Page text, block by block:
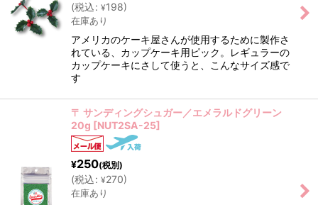
(税込: ¥198)
在庫あり
アメリカのケーキ屋さんが使用するために製作さ
れている、カップケーキ用ピック。レギュラーの
カップケーキにさして使うと、こんなサイズ感で
す
〒 サンディングシュガー／エメラルドグリーン
20g [NUT2SA-25]
¥250(税別)
(税込: ¥270)
在庫あり